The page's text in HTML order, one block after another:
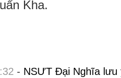
Kha.
- NSƯT Đại Nghĩa